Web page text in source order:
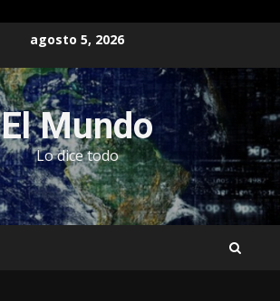
agosto 5, 2026
El Mundo
Lo dice todo